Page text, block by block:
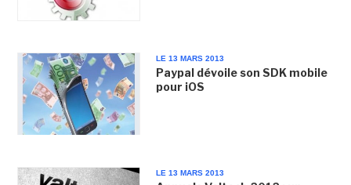
LE 13 MARS 2013
Paypal dévoile son SDK mobile
pour iOS
LE 13 MARS 2013